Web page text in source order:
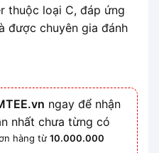
thuộc loại C, đáp ứng
được chuyên gia đánh
ngay để nhận
nhất chưa từng có
hàng từ10.000.000